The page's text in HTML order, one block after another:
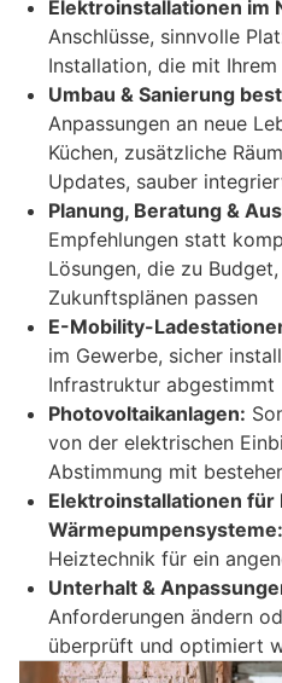
Elektroinstallationen im
Anschlüsse, sinnvolle
Installation, die mit
Umbau & Sanierung
Anpassungen an neue
Küchen, zusätzliche
Updates, sauber
Planung, Beratung &
Empfehlungen statt
Lösungen, die zu
Zukunftsplänen passen
E-Mobility-
im Gewerbe, sicher
Infrastruktur abgestimmt
Photovoltaikanlagen:
von der elektrischen
Abstimmung mit
Elektroinstallationen für
Wärmepumpensysteme:
Heiztechnik für ein
Unterhalt &
Anforderungen ändern
überprüft und optimiert